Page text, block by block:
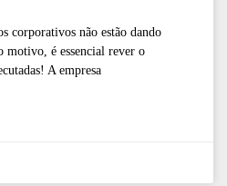
corporativos não estão dando
motivo, é essencial rever o
A empresa